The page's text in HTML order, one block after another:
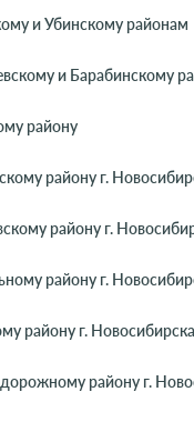
и Убинскому районам
и Барабинскому
району
району г.
району г.
району г.
району г. Новосибирска
району г.